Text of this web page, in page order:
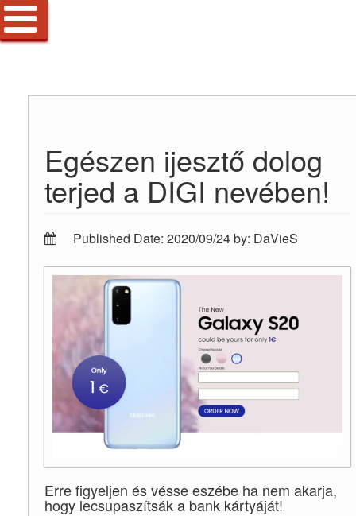
Egészen ijesztő dolog
terjed a DIGI nevében!
Published Date: 2020/09/24 by: DaVieS
Erre figyeljen és vésse eszébe ha nem akarja,
hogy lecsupaszítsák a bank kártyáját!